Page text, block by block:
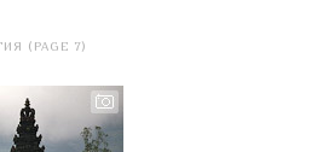
(PAGE 7)